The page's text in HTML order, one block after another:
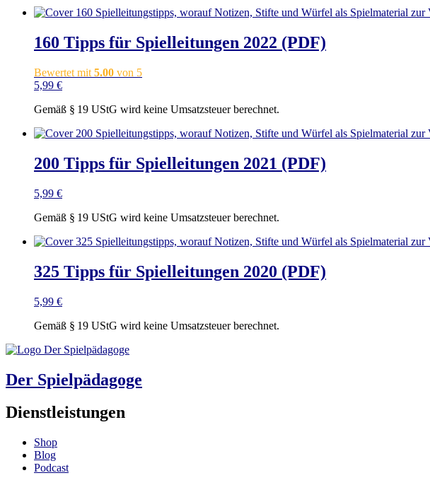
160 Tipps für Spielleitungen 2022 (PDF)
Bewertet mit 5.00 von 5
5,99 €
Gemäß § 19 UStG wird keine Umsatzsteuer berechnet.
200 Tipps für Spielleitungen 2021 (PDF)
5,99 €
Gemäß § 19 UStG wird keine Umsatzsteuer berechnet.
325 Tipps für Spielleitungen 2020 (PDF)
5,99 €
Gemäß § 19 UStG wird keine Umsatzsteuer berechnet.
Der Spielpädagoge
Dienstleistungen
Shop
Blog
Podcast